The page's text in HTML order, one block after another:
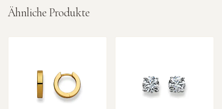
Ähnliche Produkte